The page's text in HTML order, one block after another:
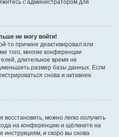
с администратором для
не могу войти!
то причине деактивировал или
того, многие конференции
длительное время не
размер базы данных. Если
снова и активнее
восстановить, можно легко получить
на конференцию и щёлкните на
инструкциям, и скоро вы снова